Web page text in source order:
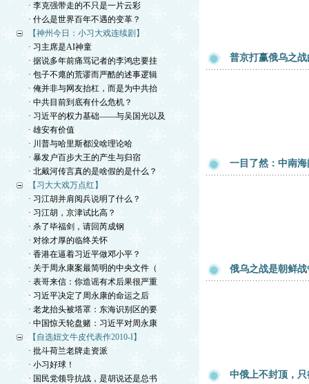
· 李克强带走的不只是一片云彩
· 什么是世界百年不遇的变革？
【神州今日：小习大戏连续剧】
· 习主席是AI神童
· 据说多年前痛骂记者的李鸿忠要挂
· 包子不瘪的荒谬而严酷的述事逻辑
· 俺并非与网友抬杠，而是为中共抬
· 中共目前到底有什么危机？
· 习近平的权力基础——与吴国光以及
· 雄安有价值
· 川普与哈里斯都没啥理论哈
· 暴发户百步大王的产生与归宿
· 北戴河传言真的是啥假的是什么？
【习大大戏万点红】
· 习江胡并肩阅兵说明了什么？
· 习江胡，京津试比高？
· 杀了毕福剑，请回芮成钢
· 对徐才厚的临终关怀
· 香港在逼着习近平做邓小平？
· 关于周永康案最简明的中央文件（
· 表哥来信：你造谣有术后果很严重
· 习近平决定了周永康的命运之后
· 老龙抬头被塔罩：东海识别区的要
· 中国惊天轮盘赌：习近平对周永康
【自选妞文牛皮代表作2010-I】
· 批斗荷兰老牌走资派
· 小习好球！
· 国民党领导抗战，是胡说还是总书
普京打赢俄乌之
一目了然：中南
俄乌之战是朝鲜
中俄上不封顶，